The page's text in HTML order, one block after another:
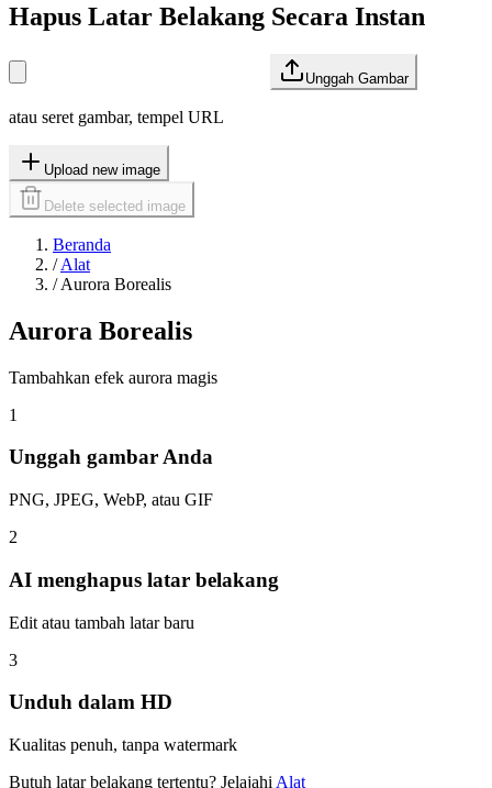
Hapus Latar Belakang Secara Instan
Unggah Gambar
atau seret gambar, tempel URL
Upload new image
Delete selected image
Beranda
/ Alat
/ Aurora Borealis
Aurora Borealis
Tambahkan efek aurora magis
1
Unggah gambar Anda
PNG, JPEG, WebP, atau GIF
2
AI menghapus latar belakang
Edit atau tambah latar baru
3
Unduh dalam HD
Kualitas penuh, tanpa watermark
Butuh latar belakang tertentu? Jelajahi Alat